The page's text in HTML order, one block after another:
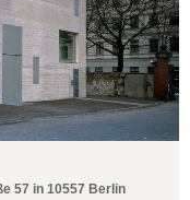
57 in 10557 Berlin